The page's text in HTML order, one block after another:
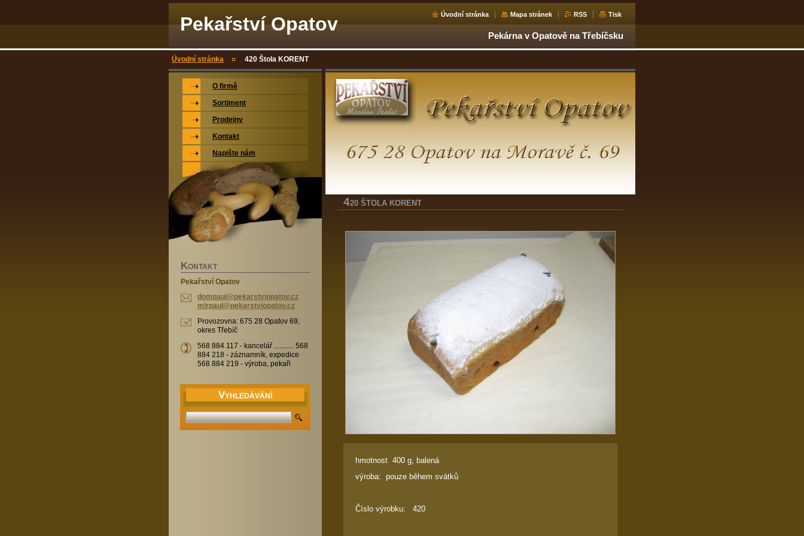
Pekařství Opatov Úvodní stránka Mapa stránek RSS Tisk
Pekárna v Opatově na Třebíčsku
Úvodní stránka 420 Štola KORENT
420 ŠTOLA KORENT
hmotnost 400 g, balená
výroba: pouze během svátků
Číslo výrobku: 420
O firmě
Sortiment
Prodejny
Kontakt
Napište nám
KONTAKT
Pekařství Opatov
dompaul@pekarstviopatov.cz
mirpaul@pekarstviopatov.cz
Provozovna: 675 28 Opatov 69,
okres Třebíč
568 884 117 - kancelář ........... 568
884 218 - záznamník, expedice
568 884 219 - výroba, pekaři
VYHLEDÁVÁNÍ